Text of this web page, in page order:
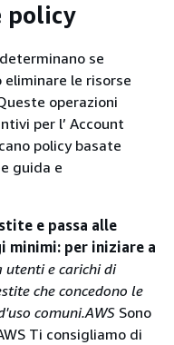
policy
se
eliminare le risorse
operazioni
per l’ Account
policy basate
guida e
e passa alle
minimi: per iniziare a
utenti e carichi di
che concedono le
comuni.AWS Sono
Ti consigliamo di